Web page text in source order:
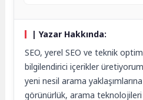
| Yazar Hakkında:
SEO, yerel SEO ve teknik
bilgilendirici içerikler
yeni nesil arama
görünürlük, arama teknolojileri